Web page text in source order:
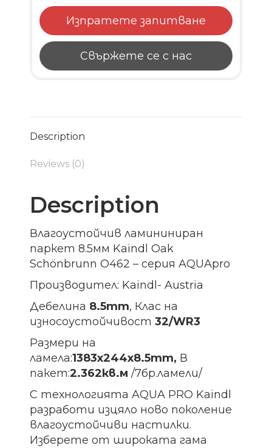
Изпратете запитване
Свържете се с нас
Description
Reviews (0)
Description
Влагоустойчив ламининиран
паркет 8.5мм Kaindl Oak
Schönbrunn O462 – серия AQUApro
Производител: Kaindl- Austria
Дебелина 8.5mm, Клас на
износоустойчивост32/WR3
Размери на
ламела:1383х244х8.5mm, В
пакет:2.362кв.м/7бр.ламели/
С технологията AQUA PRO Kaindl
разработи изцяло ново поколение
влагоустойчиви настилки.
Изберете от широката гама